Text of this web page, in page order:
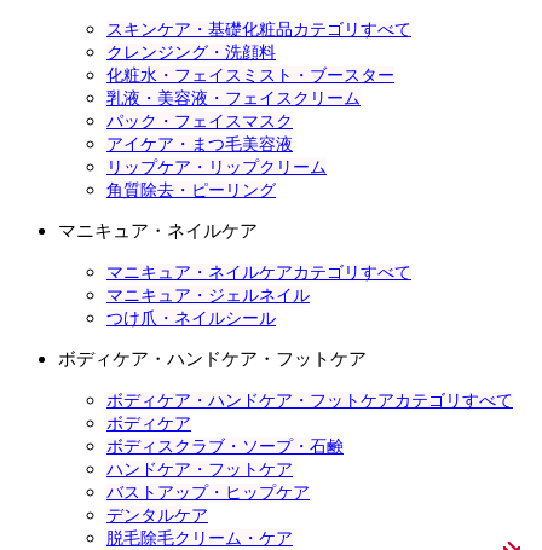
スキンケア・基礎化粧品カテゴリすべて
クレンジング・洗顔料
化粧水・フェイスミスト・ブースター
乳液・美容液・フェイスクリーム
パック・フェイスマスク
アイケア・まつ毛美容液
リップケア・リップクリーム
角質除去・ピーリング
マニキュア・ネイルケア
マニキュア・ネイルケアカテゴリすべて
マニキュア・ジェルネイル
つけ爪・ネイルシール
ボディケア・ハンドケア・フットケア
ボディケア・ハンドケア・フットケアカテゴリすべて
ボディケア
ボディスクラブ・ソープ・石鹸
ハンドケア・フットケア
バストアップ・ヒップケア
デンタルケア
脱毛除毛クリーム・ケア